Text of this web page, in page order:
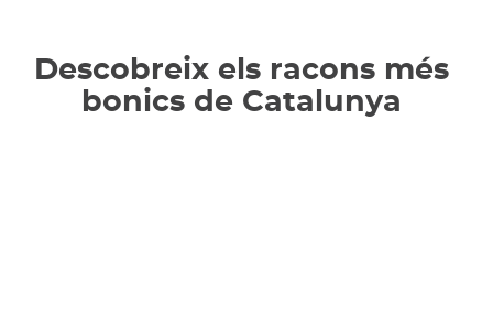
Descobreix els racons més
bonics de Catalunya